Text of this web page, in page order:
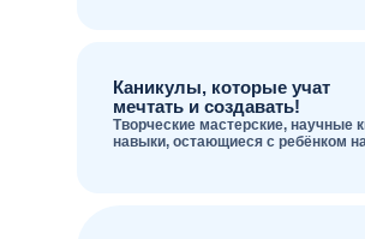
Каникулы, которые учат
мечтать и создавать!
Творческие мастерские, научные
навыки, остающиеся с ребёнком